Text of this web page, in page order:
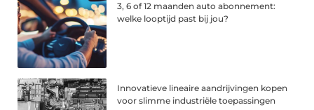
3, 6 of 12 maanden auto abonnement:
welke looptijd past bij jou?
Innovatieve lineaire aandrijvingen kopen
voor slimme industriële toepassingen